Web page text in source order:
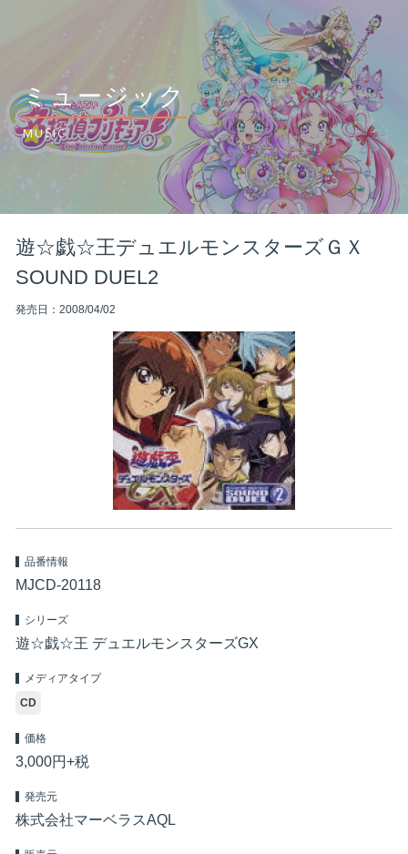
ミュージック
MUSIC
遊☆戯☆王デュエルモンスターズＧＸ
SOUND DUEL2
発売日：2008/04/02
品番情報
MJCD-20118
シリーズ
遊☆戯☆王 デュエルモンスターズGX
メディアタイプ
CD
価格
3,000円+税
発売元
株式会社マーベラスAQL